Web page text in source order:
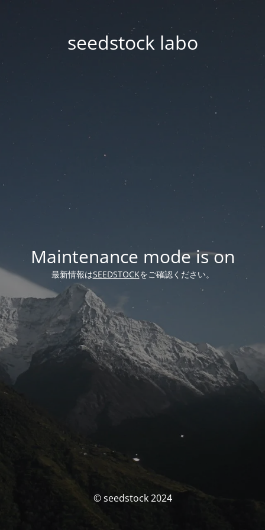
seedstock labo
Maintenance mode is on
最新情報はSEEDSTOCKをご確認ください。
© seedstock 2024